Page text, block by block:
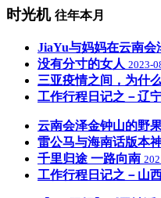
时光机 往年本月
JiaYu与妈妈在云南会
没有分寸的女人 2023-
三亚疫情之间，为什
工作行程日记之－辽
云南会泽金钟山的野
雷公马与海南话版本
千里归途 一路向南
工作行程日记之－山